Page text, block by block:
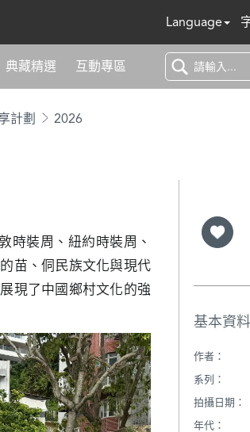
Language
典藏精選 互動專區
計劃 2026
時裝周、紐約時裝周、
苗、侗民族文化與現代
現了中國鄉村文化的強
基本資料
作者：
系列：
拍攝日期：
年代：